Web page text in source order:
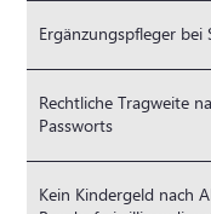
Ergänzungspfleger
Rechtliche Tragweite
Passworts
Kein Kindergeld nach